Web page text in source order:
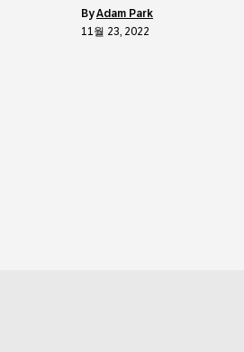
byAdam Park
11월 23, 2022